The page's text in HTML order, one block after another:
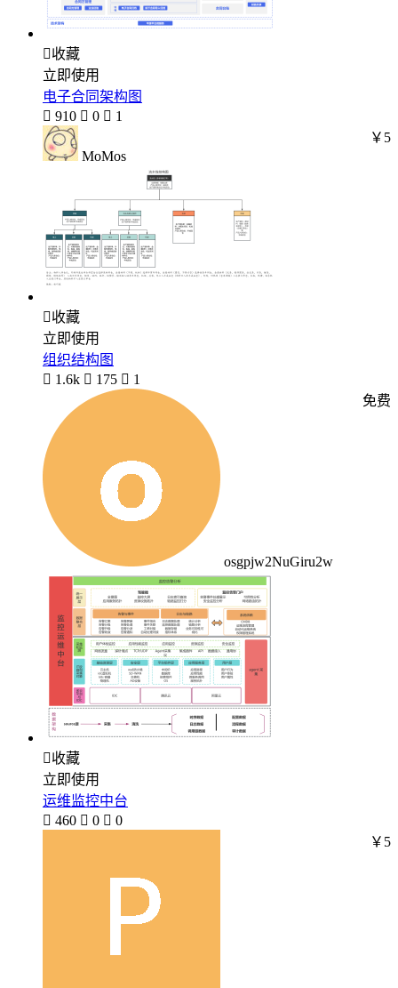
收藏
立即使用
电子合同架构图
 910  0  1
MoMos
￥5
收藏
立即使用
组织结构图
 1.6k  175  1
osgpjw2NuGiru2w
免费
收藏
立即使用
运维监控中台
 460  0  0
￥5